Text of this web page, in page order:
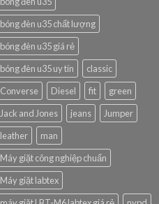
bóng đèn u35 chất lượng
bóng đèn u35 giá rẻ
bóng đèn u35 uy tín
classic
Converse
Diesel fit
green
Jack and Jones
jeans
Jumper
leather
man
Máy giặt công nghiệp chuẩn
Máy giặt labtex